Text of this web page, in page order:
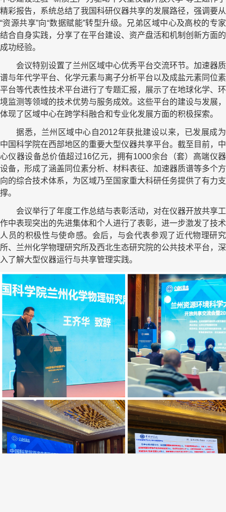
精彩报告，系统总结了我国科研仪器共享的发展路径，强调要从
“资源共享”向“数据赋能”转型升级。兄弟区域中心及高校的专家
结合自身实践，分享了在平台建设、资产盘活和机制创新方面的
成功经验。
会议特别设置了兰州区域中心优秀平台交流环节。加速器质
谱与年代学平台、化学元素与离子分析平台以及成盐元素同位素
平台等代表性技术平台进行了专题汇报，展示了在地球化学、环
境监测等领域的技术优势与服务成效。这些平台的建设与发展，
体现了区域中心在跨学科融合和专业化发展方面的积极探索。
据悉，兰州区域中心自2012年获批建设以来，已发展成为
中国科学院在西部地区的重要大型仪器共享平台。截至目前，中
心仪器设备总价值超过16亿元，拥有1000余台（套）高端仪器
设备，形成了涵盖同位素分析、材料表征、加速器质谱等多个方
向的综合技术体系，为区域乃至国家重大科研任务提供了有力支
撑。
会议举行了年度工作总结与表彰活动，对在仪器开放共享工
作中表现突出的先进集体和个人进行了表彰，进一步激发了技术
人员的积极性与使命感。 会后，与会代表参观了近代物理研究
所、兰州化学物理研究所及西北生态研究院的公共技术平台，深
入了解大型仪器运行与共享管理实践。